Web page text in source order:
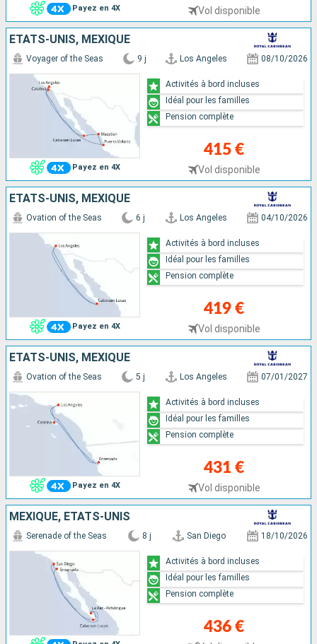
Payez en 4X Vol disponible
ÉTATS-UNIS, MEXIQUE
Payez en 4X
Voyager of the Seas 9 j Los Angeles 08/10/2026
415 €
Vol disponible
Activités à bord incluses
Idéal pour les familles
Pension complète
ÉTATS-UNIS, MEXIQUE
Payez en 4X
Ovation of the Seas 6 j Los Angeles 04/10/2026
419 €
Vol disponible
Activités à bord incluses
Idéal pour les familles
Pension complète
ÉTATS-UNIS, MEXIQUE
Payez en 4X
Ovation of the Seas 5 j Los Angeles 07/01/2027
431 €
Vol disponible
Activités à bord incluses
Idéal pour les familles
Pension complète
MEXIQUE, ÉTATS-UNIS
Serenade of the Seas 8 j San Diego 18/10/2026
436 €
Activités à bord incluses
Idéal pour les familles
Pension complète